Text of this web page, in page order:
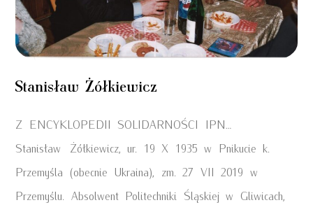
Stanisław Żółkiewicz
Z ENCYKLOPEDII SOLIDARNOŚCI IPN…
Stanisław Żółkiewicz, ur. 19 X 1935 w Pnikucie k.
Przemyśla (obecnie Ukraina), zm. 27 VII 2019 w
Przemyślu. Absolwent Politechniki Śląskiej w Gliwicach,